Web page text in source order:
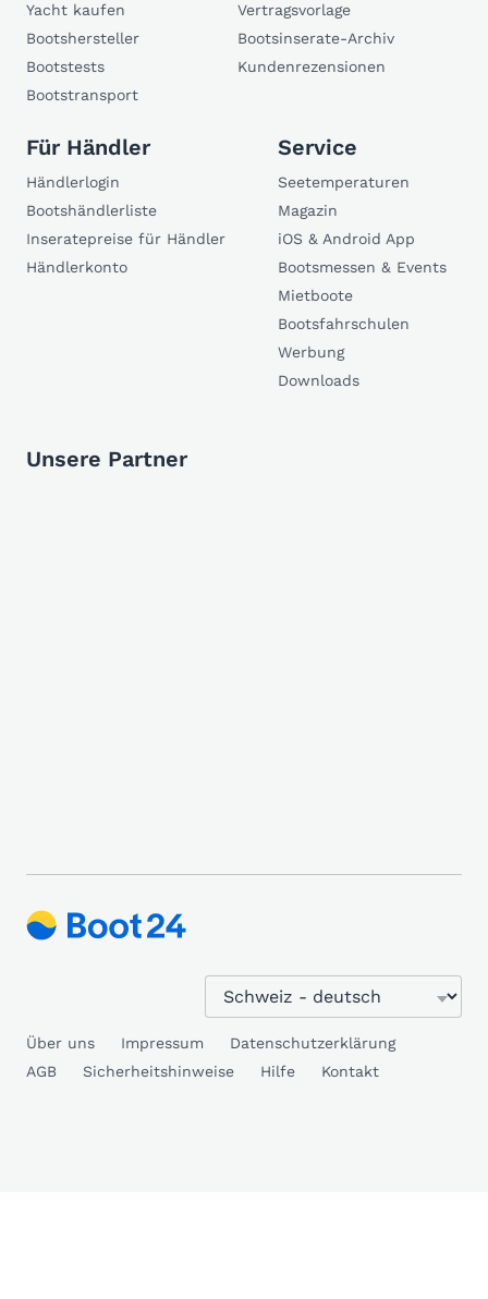
Yacht kaufen
Bootshersteller
Bootstests
Bootstransport
Vertragsvorlage
Bootsinserate-Archiv
Kundenrezensionen
Für Händler
Händlerlogin
Bootshändlerliste
Inseratepreise für Händler
Händlerkonto
Service
Seetemperaturen
Magazin
iOS & Android App
Bootsmessen & Events
Mietboote
Bootsfahrschulen
Werbung
Downloads
Unsere Partner
Über uns Impressum
Datenschutzerklärung
AGB
Sicherheitshinweise Hilfe Kontakt